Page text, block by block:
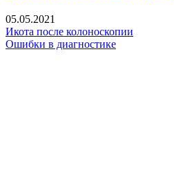
05.05.2021
Икота после колоноскопии
Ошибки в диагностике